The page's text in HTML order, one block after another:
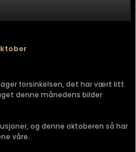
forsinkelsen, det har vært litt
denne månedens bilder
og denne oktoberen så har
våre.